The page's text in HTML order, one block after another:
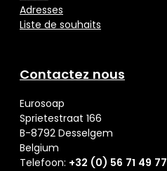
Adresses
Liste de souhaits
Contactez nous
Eurosoap
Sprietestraat 166
B-8792 Desselgem
Belgium
Telefoon: +32 (0) 56 71 49 77